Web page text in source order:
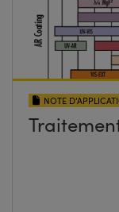
NOTE